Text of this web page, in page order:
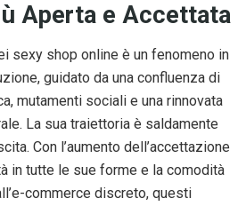
Aperta e Accettata
sexy shop online è un fenomeno in
guidato da una confluenza di
mutamenti sociali e una rinnovata
La sua traiettoria è saldamente
Con l’aumento dell’accettazione
in tutte le sue forme e la comodità
commerce discreto, questi